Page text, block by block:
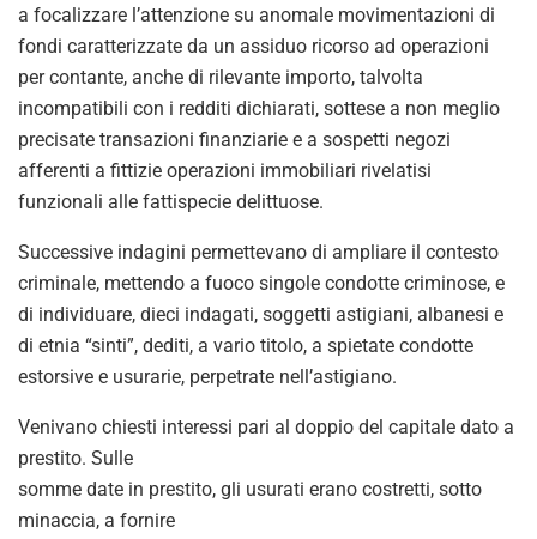
a focalizzare l’attenzione su anomale movimentazioni di
fondi caratterizzate da un assiduo ricorso ad operazioni
per contante, anche di rilevante importo, talvolta
incompatibili con i redditi dichiarati, sottese a non meglio
precisate transazioni finanziarie e a sospetti negozi
afferenti a fittizie operazioni immobiliari rivelatisi
funzionali alle fattispecie delittuose.
Successive indagini permettevano di ampliare il contesto
criminale, mettendo a fuoco singole condotte criminose, e
di individuare, dieci indagati, soggetti astigiani, albanesi e
di etnia “sinti”, dediti, a vario titolo, a spietate condotte
estorsive e usurarie, perpetrate nell’astigiano.
Venivano chiesti interessi pari al doppio del capitale dato a
prestito. Sulle
somme date in prestito, gli usurati erano costretti, sotto
minaccia, a fornire